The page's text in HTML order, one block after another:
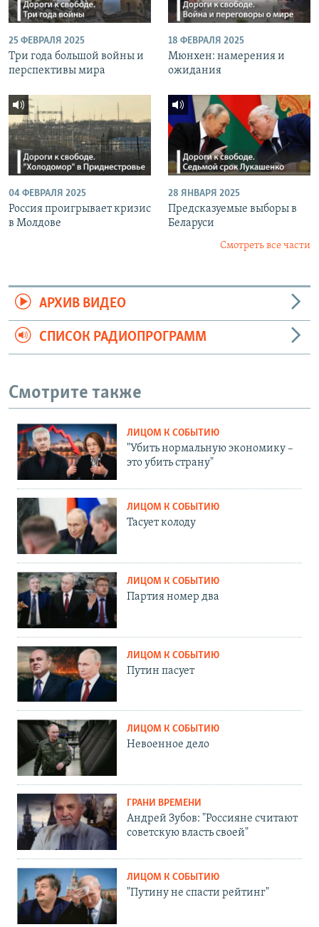
25 ФЕВРАЛЯ 2025
Три года большой войны и
перспективы мира
18 ФЕВРАЛЯ 2025
Мюнхен: намерения и
ожидания
04 ФЕВРАЛЯ 2025
Россия проигрывает кризис
в Молдове
28 ЯНВАРЯ 2025
Предсказуемые выборы в
Беларуси
Смотреть все части
АРХИВ ВИДЕО
СПИСОК РАДИОПРОГРАММ
Смотрите также
ЛИЦОМ К СОБЫТИЮ
"Убить нормальную экономику –
это убить страну"
ЛИЦОМ К СОБЫТИЮ
Тасует колоду
ЛИЦОМ К СОБЫТИЮ
Партия номер два
ЛИЦОМ К СОБЫТИЮ
Путин пасует
ЛИЦОМ К СОБЫТИЮ
Невоенное дело
ГРАНИ ВРЕМЕНИ
Андрей Зубов: "Россияне считают
советскую власть своей"
ЛИЦОМ К СОБЫТИЮ
"Путину не спасти рейтинг"